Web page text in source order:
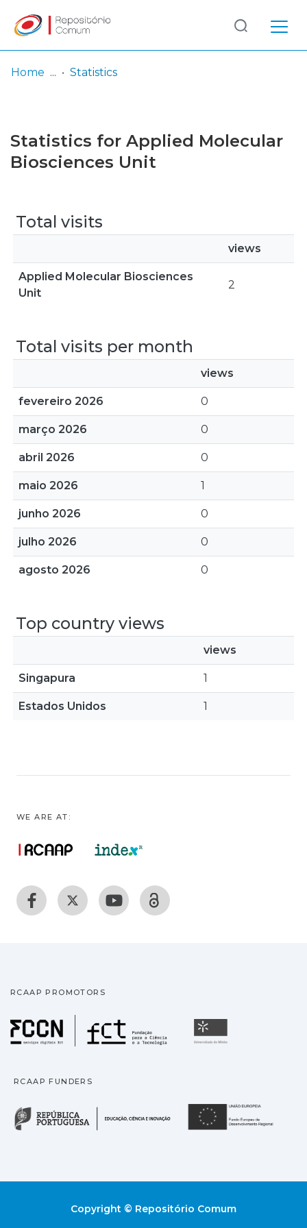
Browse repository
Log
In
(current)
Home Statistics
Statistics for Applied Molecular
Biosciences Unit
Total visits
views
Applied Molecular Biosciences
Unit
2
Total visits per month
views
fevereiro 2026 0
março 2026 0
abril 2026 0
maio 2026 1
junho 2026 0
julho 2026 0
agosto 2026 0
Top country views
views
Singapura 1
Estados Unidos 1
WE ARE AT:
RCAAP PROMOTORS
Fundação para a
RCAAP FUNDERS
República Portuguesa
Copyright © Repositório Comum